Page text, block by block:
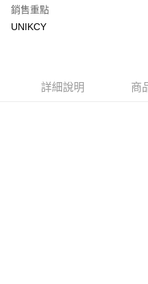
銷售重點
UNIKCY
詳細說明 商